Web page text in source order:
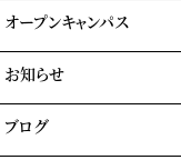
学費について
自立進学サポート
各種奨学金・教育ローン・給付金
オープンキャンパス
イベント参加時のサポート
お知らせ
ブログ